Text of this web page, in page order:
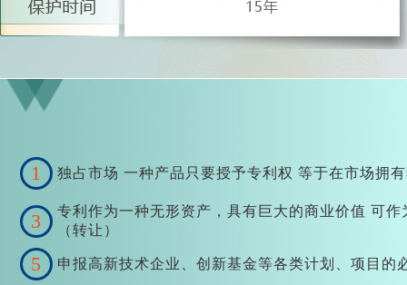
1 独占市场 一种产品只要授予专利权 等于在市场拥
3
专利作为一种无形资产，具有巨大的商业价值 可作
（转让）
5 申报高新技术企业、创新基金等各类计划、项目的